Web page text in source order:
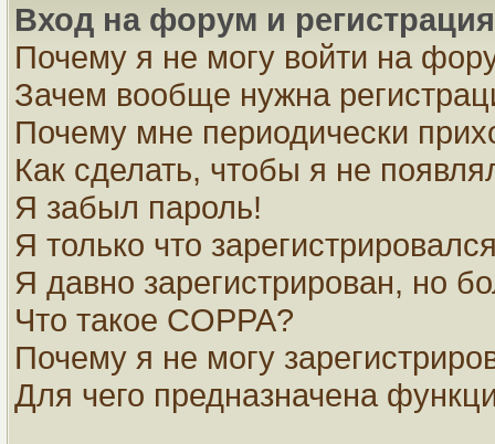
Вход на форум и регистрация
Почему я не могу войти на
Зачем вообще нужна
Почему мне периодически
Как сделать, чтобы я не
Я забыл пароль!
Я только что
Я давно зарегистрирован, но
Что такое COPPA?
Почему я не могу
Для чего предназначена